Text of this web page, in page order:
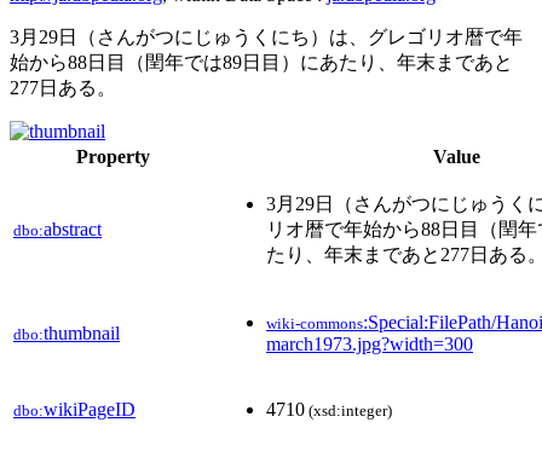
3月29日（さんがつにじゅうくにち）は、グレゴリオ暦で年
始から88日目（閏年では89日目）にあたり、年末まであと
277日ある。
Property Value
dbo:abstract
3月29日（さんがつにじゅうく
リオ暦で年始から88日目（閏
たり、年末まであと277日ある
dbo:thumbnail wiki-commons:Special:FilePath/
march1973.jpg?width=300
dbo:wikiPageID 4710 (xsd:integer)